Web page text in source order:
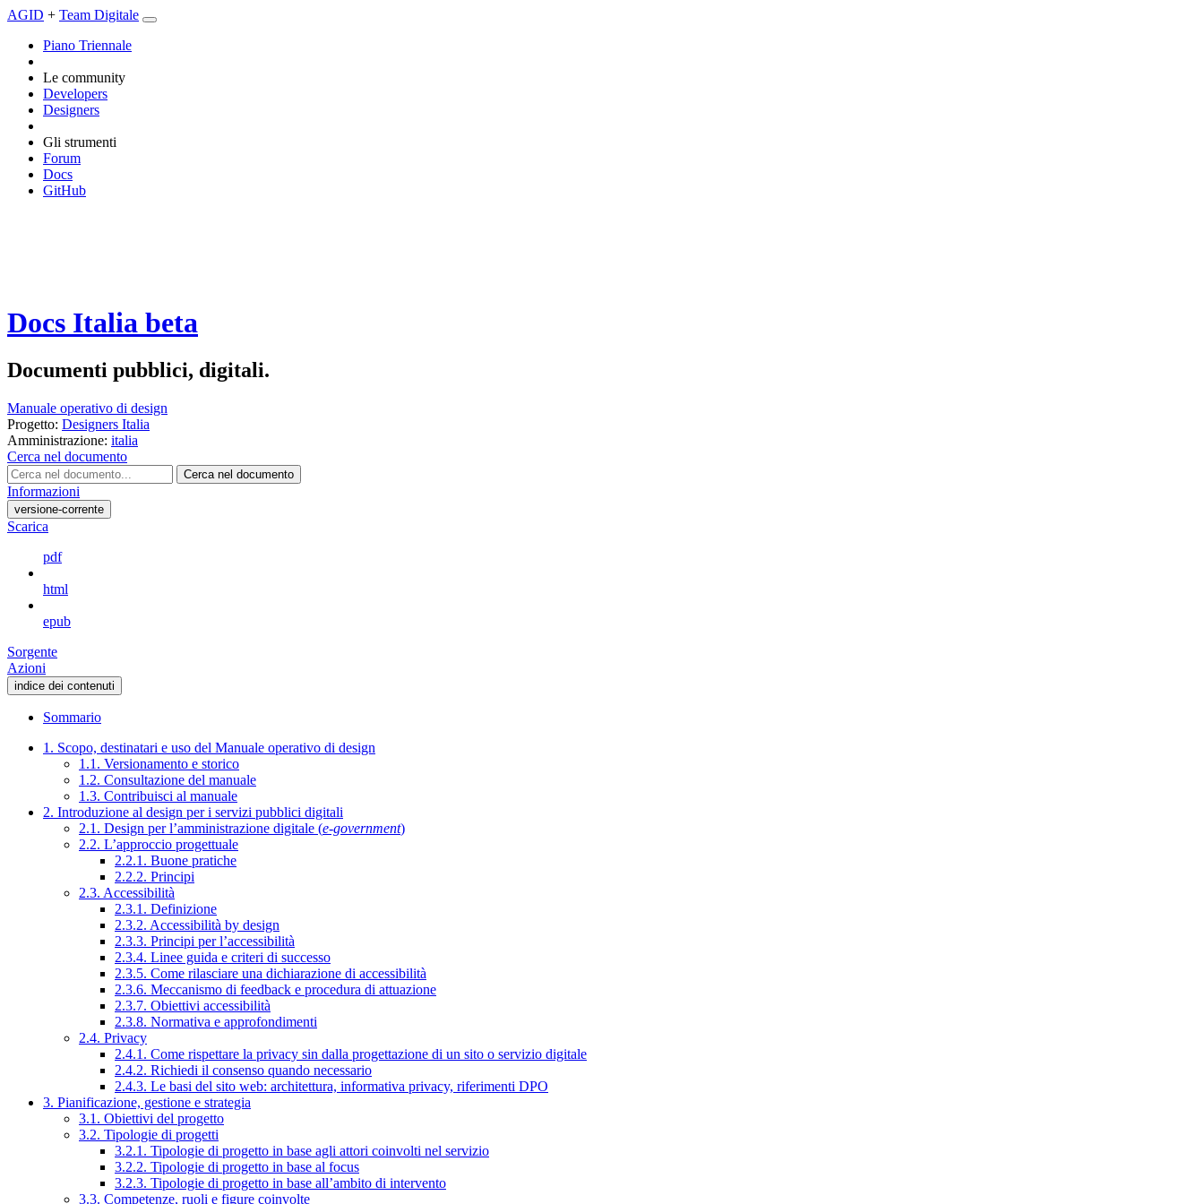
AGID + Team Digitale
Piano Triennale
Le community
Developers
Designers
Gli strumenti
Forum
Docs
GitHub
Docs Italia beta
Documenti pubblici, digitali.
Manuale operativo di design
Progetto: Designers Italia
Amministrazione: italia
Cerca nel documento
Cerca nel documento
Informazioni
versione-corrente
Scarica
pdf
html
epub
Sorgente
Azioni
indice dei contenuti
Sommario
1. Scopo, destinatari e uso del Manuale operativo di design
1.1. Versionamento e storico
1.2. Consultazione del manuale
1.3. Contribuisci al manuale
2. Introduzione al design per i servizi pubblici digitali
2.1. Design per l’amministrazione digitale (e-government)
2.2. L’approccio progettuale
2.2.1. Buone pratiche
2.2.2. Principi
2.3. Accessibilità
2.3.1. Definizione
2.3.2. Accessibilità by design
2.3.3. Principi per l’accessibilità
2.3.4. Linee guida e criteri di successo
2.3.5. Come rilasciare una dichiarazione di accessibilità
2.3.6. Meccanismo di feedback e procedura di attuazione
2.3.7. Obiettivi accessibilità
2.3.8. Normativa e approfondimenti
2.4. Privacy
2.4.1. Come rispettare la privacy sin dalla progettazione di un sito o servizio digitale
2.4.2. Richiedi il consenso quando necessario
2.4.3. Le basi del sito web: architettura, informativa privacy, riferimenti DPO
3. Pianificazione, gestione e strategia
3.1. Obiettivi del progetto
3.2. Tipologie di progetti
3.2.1. Tipologie di progetto in base agli attori coinvolti nel servizio
3.2.2. Tipologie di progetto in base al focus
3.2.3. Tipologie di progetto in base all’ambito di intervento
3.3. Competenze, ruoli e figure coinvolte